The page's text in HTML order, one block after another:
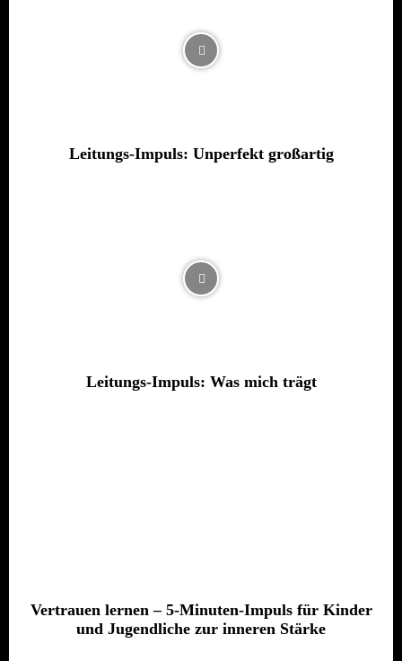
Leitungs-Impuls: Unperfekt großartig
Leitungs-Impuls: Was mich trägt
Vertrauen lernen – 5-Minuten-Impuls für Kinder
und Jugendliche zur inneren Stärke